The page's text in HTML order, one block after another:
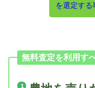
を選定する
無料査定を利用す